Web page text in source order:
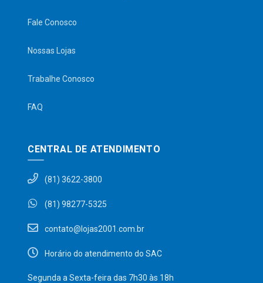
Fale Conosco
Nossas Lojas
Trabalhe Conosco
FAQ
CENTRAL DE ATENDIMENTO
(81) 3622-3800
(81) 98277-5325
contato@lojas2001.com.br
Horário do atendimento do SAC
Segunda a Sexta-feira das 7h30 às 18h